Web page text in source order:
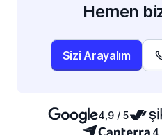
Hemen
Sizi Arayalım
4,9 / 5